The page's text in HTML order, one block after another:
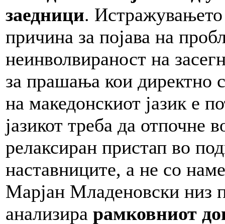
заедници. Истражувањето
причина за појава на
неинволвираност на
за прашања кои директно
на македонскиот јазик е
јазикот треба да отпочне
релаксиран пристап во
наставниците, а не со
Марјан Младеновски низ
анализира рамковниот